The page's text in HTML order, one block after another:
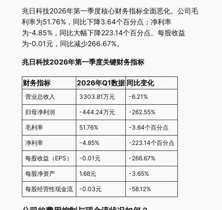
兆日科技2026年第一季度核心财务指标全面恶化。公司毛
利率为51.76%，同比下降3.64个百分点；净利率
为-4.85%，同比大幅下降223.14个百分点。每股收益
为-0.01元，同比减少266.67%。
兆日科技2026年第一季度关键财务指标
财务指标 2026年Q1数据 同比变化
营业总收入 3303.81万元 -6.21%
归母净利润 -444.24万元 -262.55%
毛利率 51.76% -3.64个百分点
净利率 -4.85% -223.14个百分点
每股收益（EPS） -0.01元 -266.67%
每股净资产 1.68元 -3.65%
每股经营性现金流 -0.03元 -58.12%